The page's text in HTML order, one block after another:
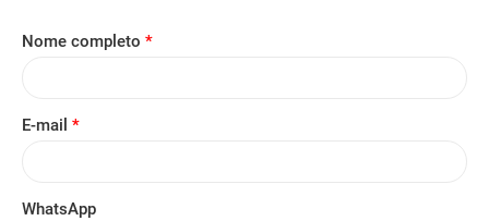
Nome completo *
E-mail *
WhatsApp